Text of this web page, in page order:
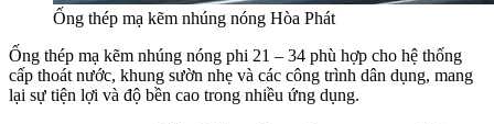
Ống thép mạ kẽm nhúng nóng Hòa Phát
Ống thép mạ kẽm nhúng nóng phi 21 – 34 phù hợp cho hệ thống
cấp thoát nước, khung sườn nhẹ và các công trình dân dụng, mang
lại sự tiện lợi và độ bền cao trong nhiều ứng dụng.